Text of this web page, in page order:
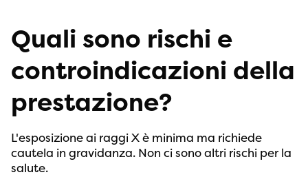
Quali sono rischi e
controindicazioni della
prestazione?
L'esposizione ai raggi X è minima ma richiede
cautela in gravidanza. Non ci sono altri rischi per la
salute.